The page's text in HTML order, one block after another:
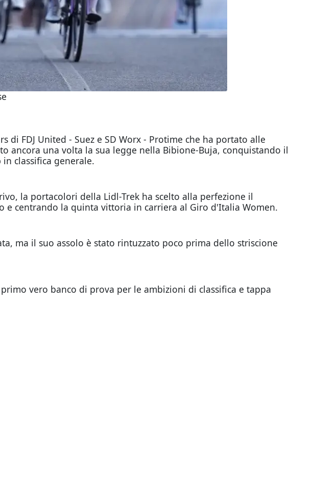
FDJ United - Suez e SD Worx - Protime che ha portato alle
ancora una volta la sua legge nella Bibione-Buja, conquistando il
classifica generale.
la portacolori della Lidl-Trek ha scelto alla perfezione il
centrando la quinta vittoria in carriera al Giro d'Italia Women.
ma il suo assolo è stato rintuzzato poco prima dello striscione
vero banco di prova per le ambizioni di classifica e tappa